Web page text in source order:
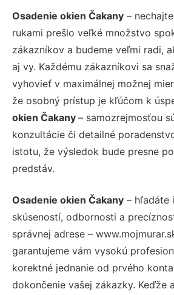
Osadenie okien Čakany –
rukami prešlo veľké množstvo
zákazníkov a budeme veľmi radi,
aj vy. Každému zákazníkovi sa
vyhovieť v maximálnej možnej
že osobný prístup je kľúčom k
okien Čakany – samozrejmosťou
konzultácie či detailné
istotu, že výsledok bude presne
predstáv.
Osadenie okien Čakany – hľadáte
skúseností, odbornosti a
správnej adrese –
garantujeme vám vysokú
korektné jednanie od prvého
dokončenie vašej zákazky. Keďže